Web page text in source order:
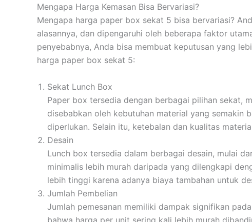
Mengapa Harga Kemasan Bisa Bervariasi?
Mengapa harga paper box sekat 5 bisa bervariasi?
alasannya, dan dipengaruhi oleh beberapa faktor
penyebabnya, Anda bisa membuat keputusan yang
harga paper box sekat 5:
Sekat Lunch Box
Paper box tersedia dengan berbagai pilihan sekat,
disebabkan oleh kebutuhan material yang semakin
diperlukan. Selain itu, ketebalan dan kualitas
Desain
Lunch box tersedia dalam berbagai desain, mulai
minimalis lebih murah daripada yang dilengkapi
lebih tinggi karena adanya biaya tambahan untuk
Jumlah Pembelian
Jumlah pemesanan memiliki dampak signifikan
bahwa harga per unit sering kali lebih murah